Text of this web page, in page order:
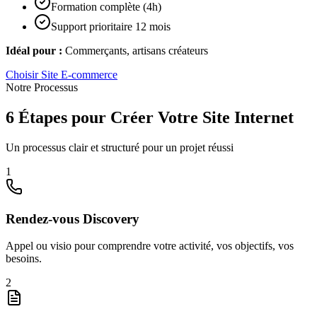
Formation complète (4h)
Support prioritaire 12 mois
Idéal pour : Commerçants, artisans créateurs
Choisir Site E-commerce
Notre Processus
6 Étapes pour Créer Votre Site Internet
Un processus clair et structuré pour un projet réussi
1
Rendez-vous Discovery
Appel ou visio pour comprendre votre activité, vos objectifs, vos
besoins.
2